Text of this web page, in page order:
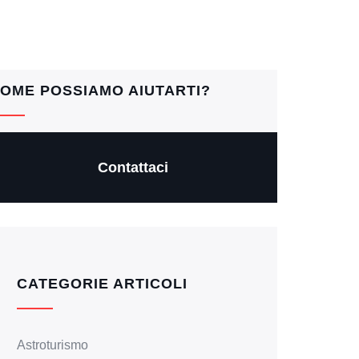
POSSIAMO AIUTARTI?
Contattaci
CATEGORIE ARTICOLI
Astroturismo